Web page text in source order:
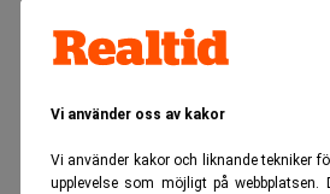
Vi använder oss av kakor
Vi använder kakor och liknande tekniker
upplevelse som möjligt på